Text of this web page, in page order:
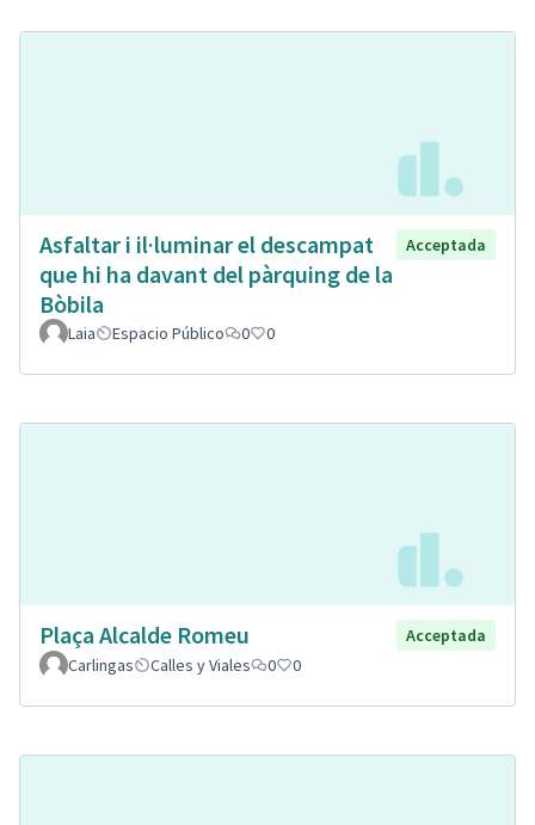
Asfaltar i il·luminar el descampat
que hi ha davant del pàrquing de la
Bòbila
Acceptada
Laia Espacio Público 0 0
Plaça Alcalde Romeu
Acceptada
Carlingas
Calles y Viales 0 0